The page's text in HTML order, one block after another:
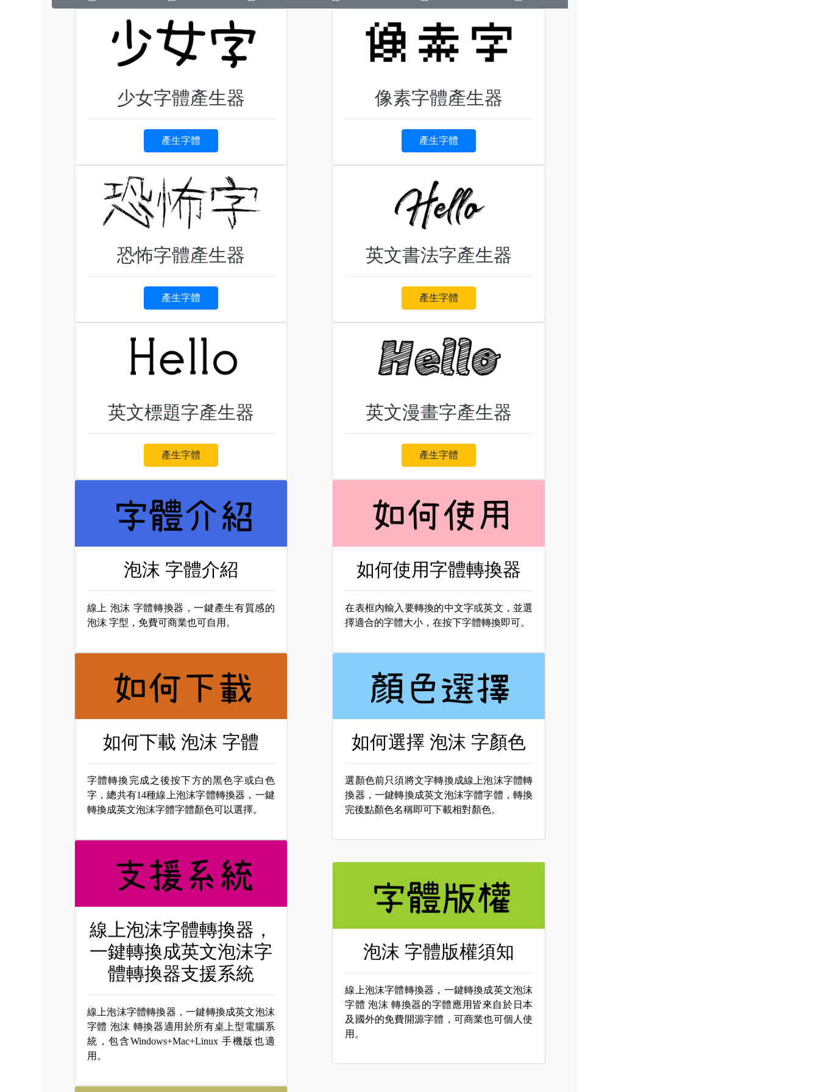
少女字體產生器
產生字體
像素字體產生器
產生字體
恐怖字體產生器
產生字體
英文書法字產生器
產生字體
英文標題字產生器
產生字體
英文漫畫字產生器
產生字體
泡沫 字體介紹
線上 泡沫 字體轉換器，一鍵產生有質感的
泡沫 字型，免費可商業也可自用。
如何使用字體轉換器
在表框內輸入要轉換的中文字或英文，並選
擇適合的字體大小，在按下字體轉換即可。
如何下載 泡沫 字體
字體轉換完成之後按下方的黑色字或白色
字，總共有14種線上泡沫字體轉換器，一鍵
轉換成英文泡沫字體字體顏色可以選擇。
如何選擇泡沫 字顏色
選顏色前只須將文字轉換成線上泡沫字體轉
換器，一鍵轉換成英文泡沫字體字體，轉換
完後點顏色名稱即可下載相對顏色。
線上泡沫字體轉換器，
一鍵轉換成英文泡沫字
體轉換器支援系統
線上泡沫字體轉換器，一鍵轉換成英文泡沫
字體 泡沫 轉換器適用於所有桌上型電腦系
統，包含Windows+Mac+Linux 手機版也適
用。
泡沫 字體版權須知
線上泡沫字體轉換器，一鍵轉換成英文泡沫
字體泡沫 轉換器的字體應用皆來自於日本
及國外的免費開源字體，可商業也可個人使
用。